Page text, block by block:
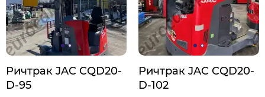
Ричтрак JAC CQD20-
D-95
Ричтрак JAC CQD20-
D-102